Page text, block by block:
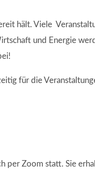
hält. Viele
und Energie
für die
per Zoom statt. Sie